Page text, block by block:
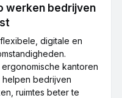
werken bedrijven
digitale en
kantoren
helpen bedrijven
ruimtes beter te